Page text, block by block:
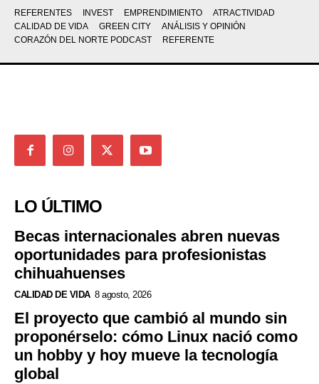
REFERENTES INVEST EMPRENDIMIENTO
ATRACTIVIDAD
CALIDAD DE VIDA
GREEN CITY
ANÁLISIS Y OPINIÓN
CORAZÓN DEL NORTE PODCAST
REFERENTE
LO ÚLTIMO
Becas internacionales abren nuevas
oportunidades para profesionistas
chihuahuenses
CALIDAD DE VIDA 8 agosto, 2026
El proyecto que cambió al mundo sin
proponérselo: cómo Linux nació como
un hobby y hoy mueve la tecnología
global